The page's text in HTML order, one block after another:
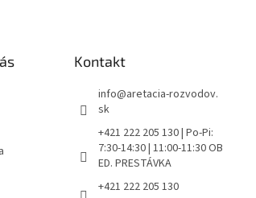
Kontakt
info@aretacia-rozvodov.
sk
+421 222 205 130 | Po-Pi:
7:30-14:30 | 11:00-11:30 OB
ED. PRESTÁVKA
+421 222 205 130